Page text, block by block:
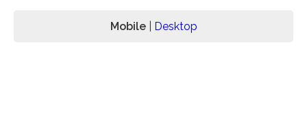
Mobile| Desktop